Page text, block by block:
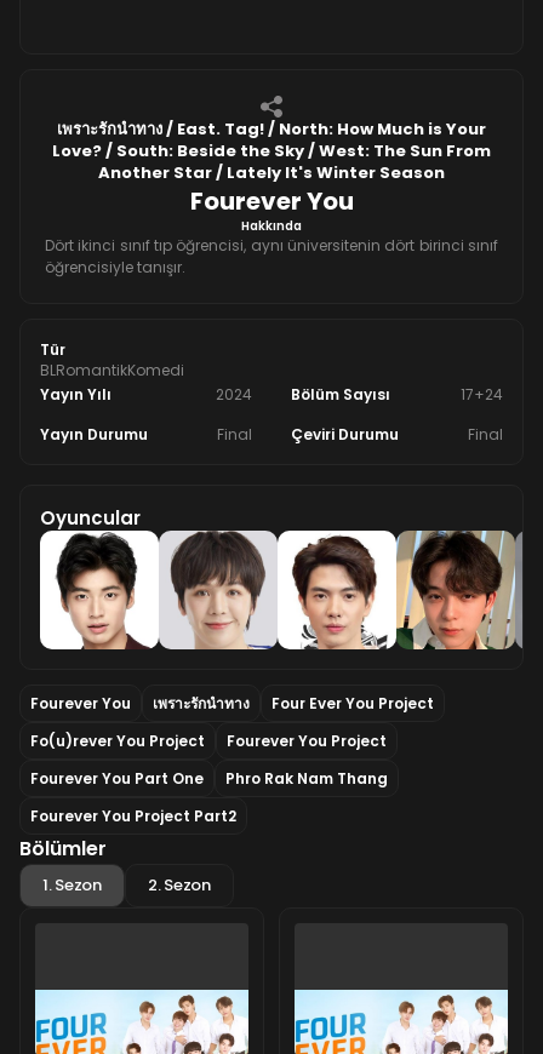
Fourever You
เพราะรักนำทาง / East. Tag! / North: How Much is Your
Love? / South: Beside the Sky / West: The Sun From
Another Star / Lately It's Winter Season
Hakkında
Dört ikinci sınıf tıp öğrencisi, aynı üniversitenin dört birinci sınıf
öğrencisiyle tanışır.
Tür
BLRomantikKomedi
Yayın Yılı
2024 Bölüm Sayısı
17+24
Yayın Durumu
Final Çeviri Durumu Final
Oyuncular
Fourever You เพราะรักนำทาง
Four Ever You Project
Fo(u)rever You Project
Fourever You Project
Fourever You Part One
Phro Rak Nam Thang
Fourever You Project Part2
Bölümler
1. Sezon 2. Sezon